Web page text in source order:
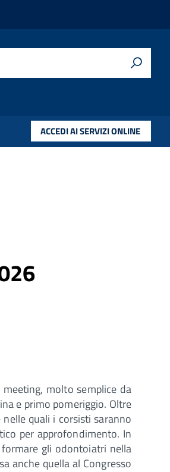
ACCEDI AI SERVIZI ONLINE
molto semplice da
e primo pomeriggio. Oltre
quali i corsisti saranno
per approfondimento. In
formare gli odontoiatri nella
anche quella al Congresso